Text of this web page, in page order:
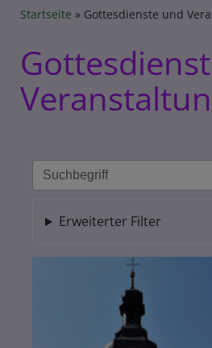
Breadcrumb
Startseite Gottesdienste und
Erweiterter Filter